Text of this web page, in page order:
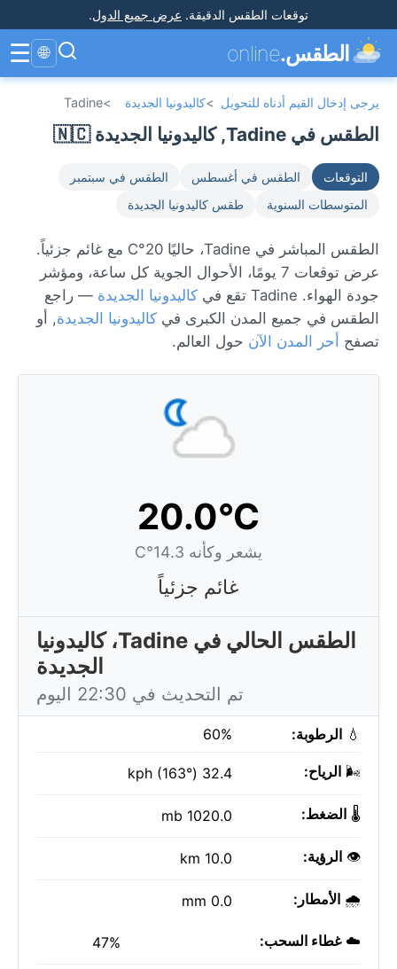
توقعات الطقس الدقيقة. عرض جميع الدول.
الطقس.online
🌐
☰
يرجى إدخال القيم أدناه للتحويل >كاليدونيا الجديدة >
Tadine
الطقس في Tadine, كاليدونيا الجديدة 🇳🇨
التوقعات الطقس في أغسطس
الطقس في سبتمبر
المتوسطات السنوية
طقس كاليدونيا الجديدة
الطقس المباشر في Tadine، حاليًا 20°C مع غائم جزئياً.
عرض توقعات 7 يومًا، الأحوال الجوية كل ساعة، ومؤشر
جودة الهواء. Tadine تقع في
كاليدونيا الجديدة — راجع
الطقس في جميع المدن الكبرى في كاليدونيا الجديدة, أو
تصفح أحر المدن الآن حول العالم.
20.0°C
يشعر وكأنه 14.3°C
غائم جزئياً
الطقس الحالي في Tadine، كاليدونيا
الجديدة
تم التحديث في 22:30 اليوم
💧 الرطوبة: 60%
🌬️ الرياح: 32.4 kph (163°)
🌡️ الضغط: 1020.0 mb
👁️ الرؤية: 10.0 km
🌧️ الأمطار: 0.0 mm
☁️غطاء السحب: 47%